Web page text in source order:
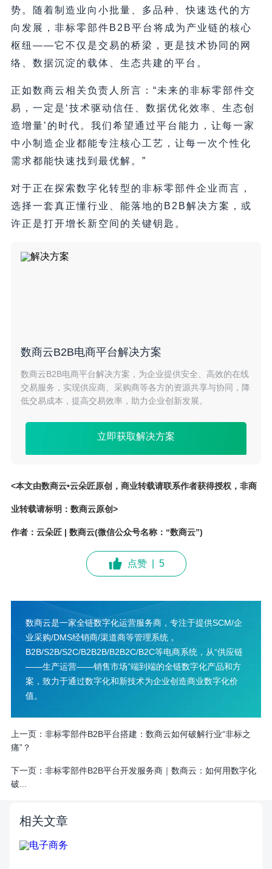
势。随着制造业向小批量、多品种、快速迭代的方
向发展，非标零部件B2B平台将成为产业链的核心
枢纽——它不仅是交易的桥梁，更是技术协同的网
络、数据沉淀的载体、生态共建的平台。
正如数商云相关负责人所言：“未来的非标零部件交
易，一定是‘技术驱动信任、数据优化效率、生态创
造增量’的时代。我们希望通过平台能力，让每一家
中小制造企业都能专注核心工艺，让每一次个性化
需求都能快速找到最优解。”
对于正在探索数字化转型的非标零部件企业而言，
选择一套真正懂行业、能落地的B2B解决方案，或
许正是打开增长新空间的关键钥匙。
数商云B2B电商平台解决方案
数商云B2B电商平台解决方案，为企业提供安全、高效的在线
交易服务，实现供应商、采购商等各方的资源共享与协同，降
低交易成本，提高交易效率，助力企业创新发展。
立即获取解决方案
<本文由数商云•云朵匠原创，商业转载请联系作者获得授权，非商
业转载请标明：数商云原创>
作者：云朵匠 | 数商云(微信公众号名称：“数商云”)
点赞 5
数商云是一家全链数字化运营服务商，专注于提供SCM/企
业采购/DMS经销商/渠道商等管理系统，
B2B/S2B/S2C/B2B2B/B2B2C/B2C等电商系统，从“供应链
——生产运营——销售市场”端到端的全链数字化产品和方
案，致力于通过数字化和新技术为企业创造商业数字化价
值。
上一页： 非标零部件B2B平台搭建：数商云如何破解行业“非标之
痛”？
下一页： 非标零部件B2B平台开发服务商｜数商云：如何用数字化
破...
相关文章